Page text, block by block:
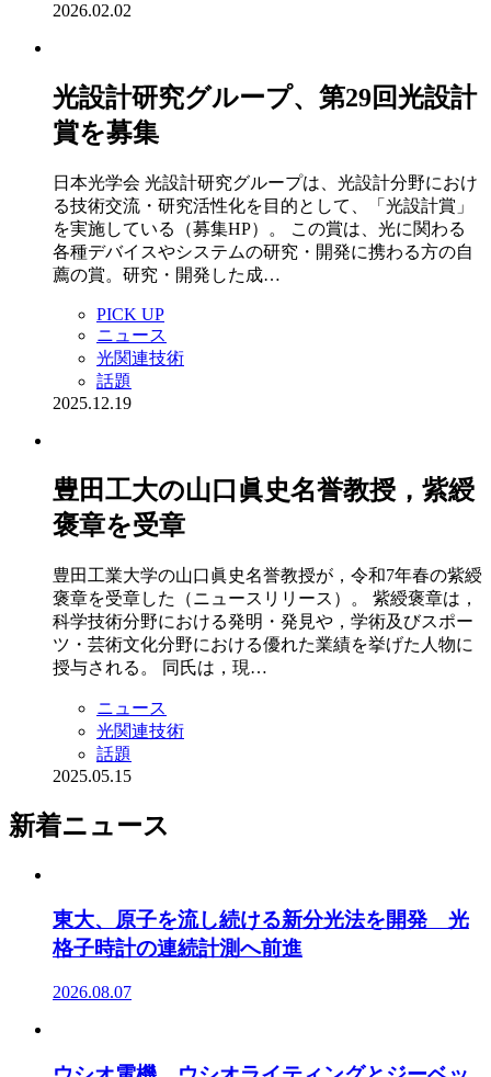
2026.02.02
光設計研究グループ、第29回光設計
賞を募集
日本光学会 光設計研究グループは、光設計分野におけ
る技術交流・研究活性化を目的として、「光設計賞」
を実施している（募集HP）。 この賞は、光に関わる
各種デバイスやシステムの研究・開発に携わる方の自
薦の賞。研究・開発した成…
PICK UP
ニュース
光関連技術
話題
2025.12.19
豊田工大の山口眞史名誉教授，紫綬
褒章を受章
豊田工業大学の山口眞史名誉教授が，令和7年春の紫綬
褒章を受章した（ニュースリリース）。 紫綬褒章は，
科学技術分野における発明・発見や，学術及びスポー
ツ・芸術文化分野における優れた業績を挙げた人物に
授与される。 同氏は，現…
ニュース
光関連技術
話題
2025.05.15
新着ニュース
東大、原子を流し続ける新分光法を開発 光
格子時計の連続計測へ前進
2026.08.07